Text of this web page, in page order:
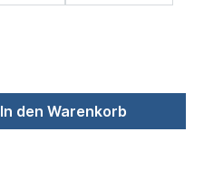
In den Warenkorb